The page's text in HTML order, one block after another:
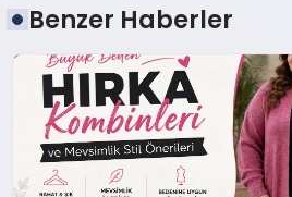
Benzer Haberler